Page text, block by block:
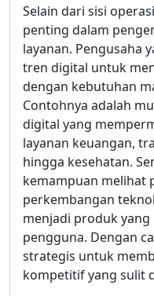
Selain dari sisi
penting dalam
layanan. Pengusaha
tren digital untuk
dengan kebutuhan
Contohnya adalah
digital yang
layanan keuangan,
hingga kesehatan.
kemampuan melihat
perkembangan
menjadi produk
pengguna. Dengan
strategis untuk
kompetitif yang sulit